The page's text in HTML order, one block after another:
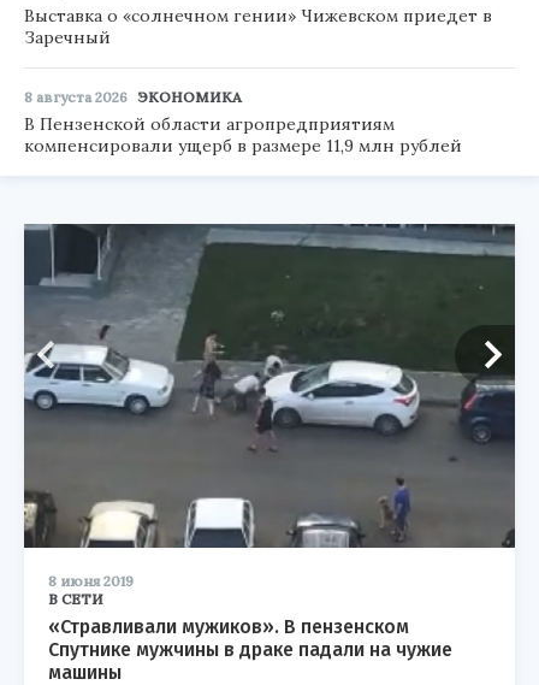
Выставка о «солнечном гении» Чижевском приедет в
Заречный
8 августа 2026 ЭКОНОМИКА
В Пензенской области агропредприятиям
компенсировали ущерб в размере 11,9 млн рублей
8 июня 2019
В СЕТИ
«Стравливали мужиков». В пензенском
Спутнике мужчины в драке падали на чужие
машины